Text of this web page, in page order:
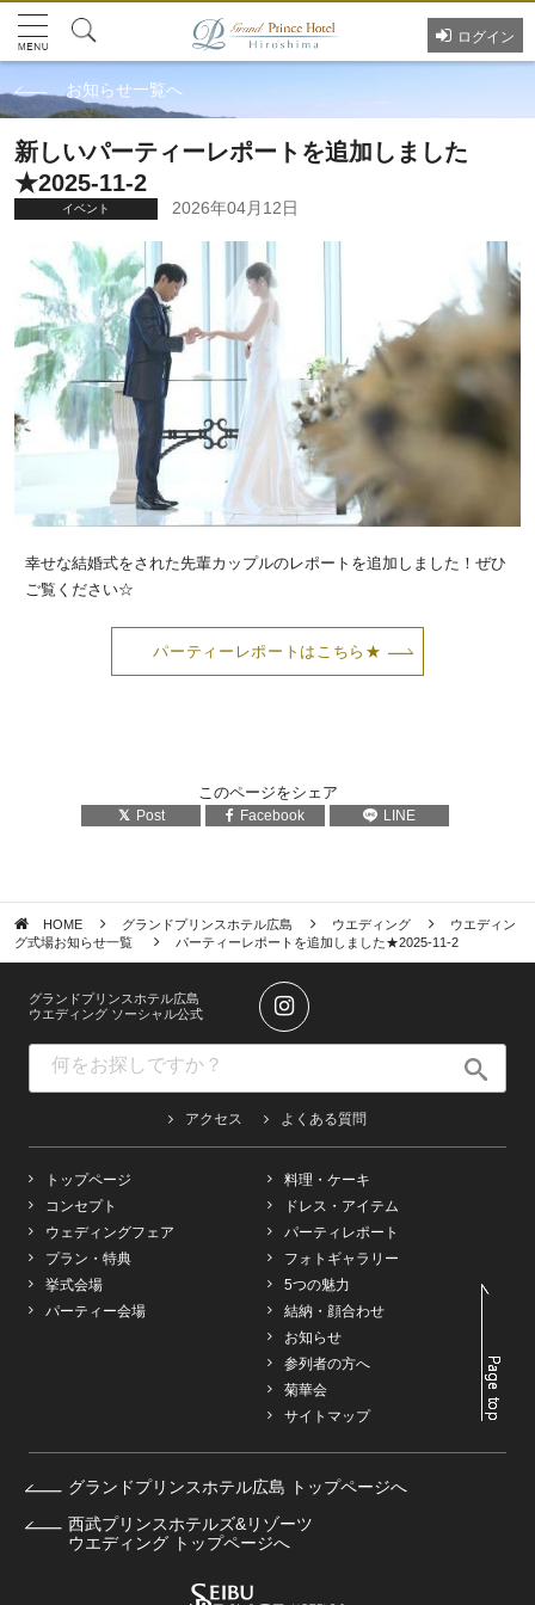
ログイン
お知らせ一覧へ
新しいパーティーレポートを追加しました
★2025-11-2
イベント 2026年04月12日
幸せな結婚式をされた先輩カップルのレポートを追加しました！ぜひ
ご覧ください☆
パーティーレポートはこちら★
このページをシェア
Post Facebook LINE
HOME グランドプリンスホテル広島 ウエディング
ウエディン
グ式場お知らせ一覧
パーティーレポートを追加しました★2025-11-2
グランドプリンスホテル広島
ウエディング ソーシャル公式
アクセス よくある質問
トップページ
コンセプト
ウェディングフェア
プラン・特典
挙式会場
パーティー会場
料理・ケーキ
ドレス・アイテム
パーティレポート
フォトギャラリー
5つの魅力
結納・顔合わせ
お知らせ
参列者の方へ
菊華会
サイトマップ
グランドプリンスホテル広島 トップページへ
西武プリンスホテルズ&リゾーツ
ウエディング トップページへ